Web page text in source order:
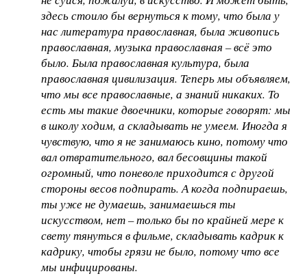
здесь стоило бы вернуться к тому, что была у
нас литература православная, была живопись
православная, музыка православная – всё это
было. Была православная культура, была
православная цивилизация. Теперь мы объявляем,
что мы все православные, а знаний никаких. То
есть мы такие двоечники, которые говорят: мы
в школу ходим, а складывать не умеем. Иногда я
чувствую, что я не занимаюсь кино, потому что
вал отвратительного, вал бесовщины такой
огромный, что поневоле приходится с другой
стороны весов подпирать. А когда подпираешь,
ты уже не думаешь, занимаешься ты
искусством, нет – только бы по крайней мере к
свету тянуться в фильме, складывать кадрик к
кадрику, чтобы грязи не было, потому что все
мы инфицированы.